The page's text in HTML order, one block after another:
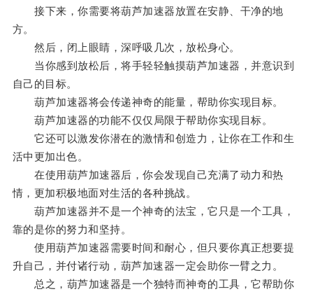
接下来，你需要将葫芦加速器放置在安静、干净的地
方。
然后，闭上眼睛，深呼吸几次，放松身心。
当你感到放松后，将手轻轻触摸葫芦加速器，并意识到
自己的目标。
葫芦加速器将会传递神奇的能量，帮助你实现目标。
葫芦加速器的功能不仅仅局限于帮助你实现目标。
它还可以激发你潜在的激情和创造力，让你在工作和生
活中更加出色。
在使用葫芦加速器后，你会发现自己充满了动力和热
情，更加积极地面对生活的各种挑战。
葫芦加速器并不是一个神奇的法宝，它只是一个工具，
靠的是你的努力和坚持。
使用葫芦加速器需要时间和耐心，但只要你真正想要提
升自己，并付诸行动，葫芦加速器一定会助你一臂之力。
总之，葫芦加速器是一个独特而神奇的工具，它帮助你